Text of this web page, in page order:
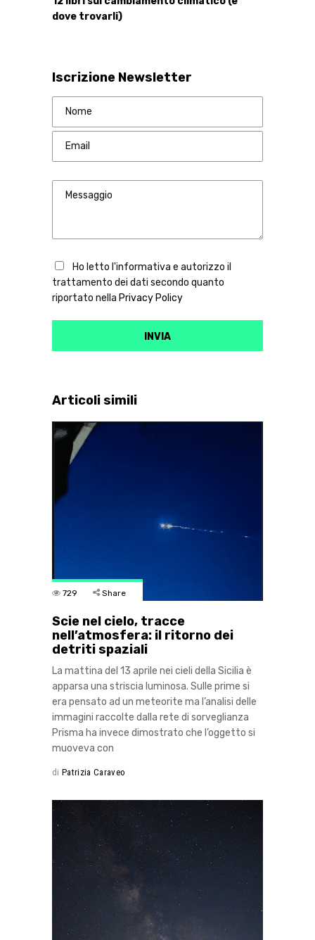
dove trovarli)
Iscrizione Newsletter
Ho letto l'informativa e autorizzo il
trattamento dei dati secondo quanto
riportato nella Privacy Policy
Articoli simili
729 Share
Scie nel cielo, tracce
nell’atmosfera: il ritorno dei
detriti spaziali
La mattina del 13 aprile nei cieli della Sicilia è
apparsa una striscia luminosa. Sulle prime si
era pensato ad un meteorite ma l’analisi delle
immagini raccolte dalla rete di sorveglianza
Prisma ha invece dimostrato che l’oggetto si
muoveva con
di Patrizia Caraveo